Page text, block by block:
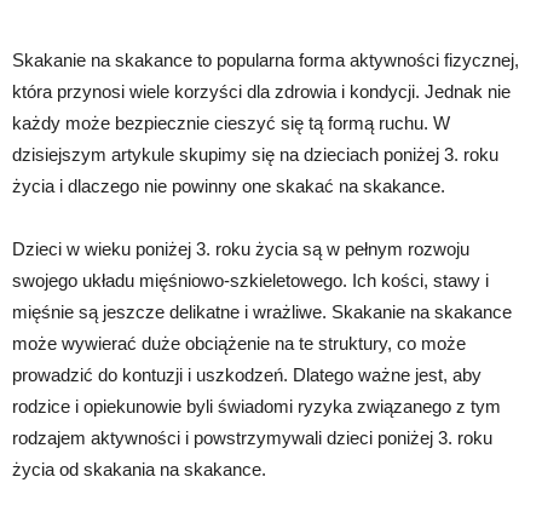
Skakanie na skakance to popularna forma aktywności fizycznej,
która przynosi wiele korzyści dla zdrowia i kondycji. Jednak nie
każdy może bezpiecznie cieszyć się tą formą ruchu. W
dzisiejszym artykule skupimy się na dzieciach poniżej 3. roku
życia i dlaczego nie powinny one skakać na skakance.
Dzieci w wieku poniżej 3. roku życia są w pełnym rozwoju
swojego układu mięśniowo-szkieletowego. Ich kości, stawy i
mięśnie są jeszcze delikatne i wrażliwe. Skakanie na skakance
może wywierać duże obciążenie na te struktury, co może
prowadzić do kontuzji i uszkodzeń. Dlatego ważne jest, aby
rodzice i opiekunowie byli świadomi ryzyka związanego z tym
rodzajem aktywności i powstrzymywali dzieci poniżej 3. roku
życia od skakania na skakance.